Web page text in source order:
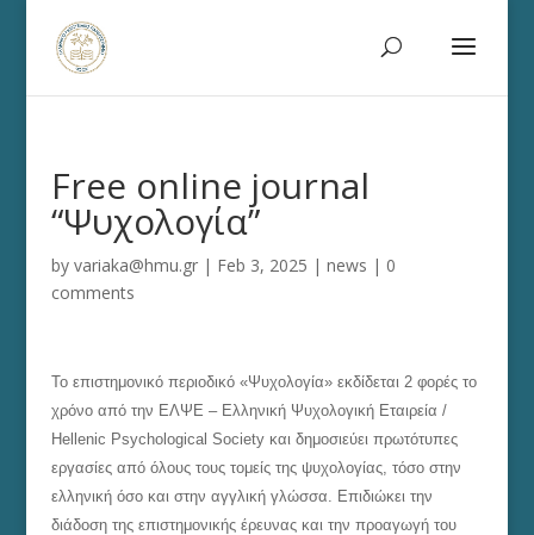
Free online journal
“Ψυχολογία”
by variaka@hmu.gr| Feb 3, 2025 | news | 0
comments
Το επιστημονικό περιοδικό «Ψυχολογία» εκδίδεται 2 φορές το
χρόνο από την ΕΛΨΕ – Ελληνική Ψυχολογική Εταιρεία /
Hellenic Psychological Society και δημοσιεύει πρωτότυπες
εργασίες από όλους τους τομείς της ψυχολογίας, τόσο στην
ελληνική όσο και στην αγγλική γλώσσα. Επιδιώκει την
διάδοση της επιστημονικής έρευνας και την προαγωγή του